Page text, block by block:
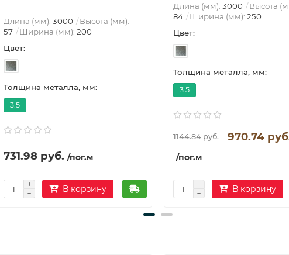
Длина (мм): 3000
Высота (мм):
57
Ширина (мм): 200
Цвет:
Толщина металла, мм:
3.5
731.98 руб. /пог.м
В корзину
Длина (мм): 3000
Высота
84
Ширина (мм): 250
Цвет:
Толщина металла, мм:
3.5
1144.84 руб. 970.74
/пог.м
В корзину